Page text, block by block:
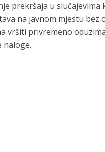
prekršaja u slučajevima
na javnom mjestu bez
vršiti privremeno
naloge.